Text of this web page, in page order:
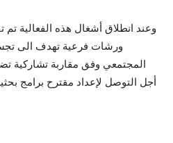
ورشات فرعية تهدف الى
المجتمعي وفق مقاربة تشاركية
أجل التوصل لإعداد مقترح برامج